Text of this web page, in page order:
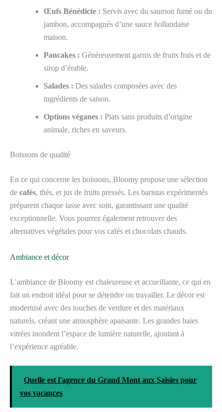
Œufs Bénédicte : Servis avec du saumon fumé ou du
jambon, accompagnés d’une sauce hollandaise
maison.
Pancakes : Généreusement garnis de fruits frais et de
sirop d’érable.
Salades : Des salades composées avec des
ingrédients de saison.
Options véganes : Plats sans produits d’origine
animale, riches en saveurs.
Boissons de qualité
En ce qui concerne les boissons, Bloomy propose une sélection
de cafés, thés, et jus de fruits pressés. Les baristas expérimentés
préparent chaque tasse avec soin, garantissant une qualité
exceptionnelle. Vous pourrez également retrouver des
alternatives végétales pour vos cafés et chocolats chauds.
Ambiance et décor
L’ambiance de Bloomy est chaleureuse et accueillante, ce qui en
fait un endroit idéal pour se détendre ou travailler. Le décor est
modernisé avec des touches de verdure et des matériaux
naturels, créant une atmosphère apaisante. Les grandes baies
vitrées inondent l’espace de lumière naturelle, ajoutant à
l’expérience agréable.
Quelle est l'agence du Grand Mont aux Saisies pour
vos vacances